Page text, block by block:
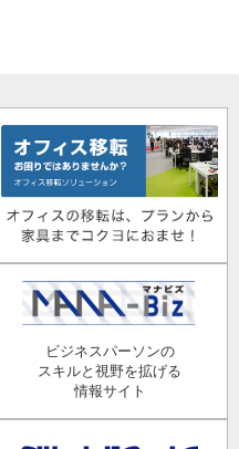
ビジネスパーソンの
スキルと視野を拡げる
情報サイト